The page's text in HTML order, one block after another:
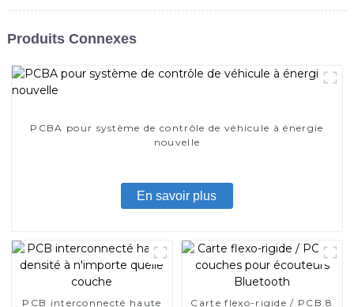
Produits Connexes
PCBA pour système de contrôle de véhicule à énergie
nouvelle
En savoir plus
PCB interconnecté haute
Carte flexo-rigide / PCB 8